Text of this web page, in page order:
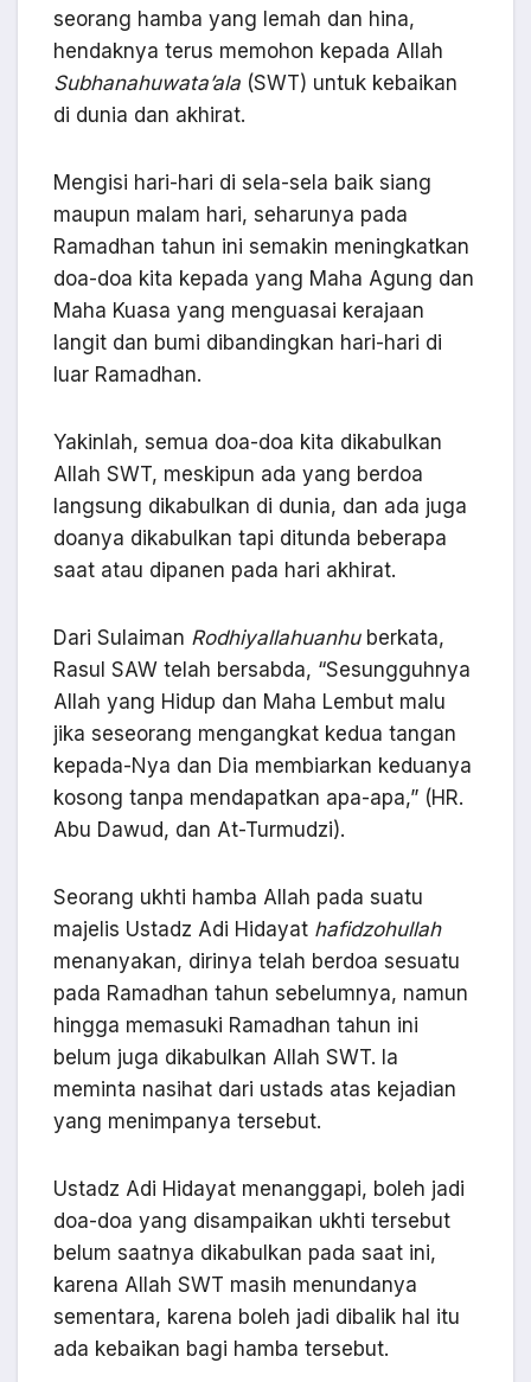
seorang hamba yang lemah dan hina,
hendaknya terus memohon kepada Allah
Subhanahuwata’ala (SWT) untuk kebaikan
di dunia dan akhirat.
Mengisi hari-hari di sela-sela baik siang
maupun malam hari, seharunya pada
Ramadhan tahun ini semakin meningkatkan
doa-doa kita kepada yang Maha Agung dan
Maha Kuasa yang menguasai kerajaan
langit dan bumi dibandingkan hari-hari di
luar Ramadhan.
Yakinlah, semua doa-doa kita dikabulkan
Allah SWT, meskipun ada yang berdoa
langsung dikabulkan di dunia, dan ada juga
doanya dikabulkan tapi ditunda beberapa
saat atau dipanen pada hari akhirat.
Dari Sulaiman Rodhiyallahuanhuberkata,
Rasul SAW telah bersabda, “Sesungguhnya
Allah yang Hidup dan Maha Lembut malu
jika seseorang mengangkat kedua tangan
kepada-Nya dan Dia membiarkan keduanya
kosong tanpa mendapatkan apa-apa,” (HR.
Abu Dawud, dan At-Turmudzi).
Seorang ukhti hamba Allah pada suatu
majelis Ustadz Adi Hidayat hafidzohullah
menanyakan, dirinya telah berdoa sesuatu
pada Ramadhan tahun sebelumnya, namun
hingga memasuki Ramadhan tahun ini
belum juga dikabulkan Allah SWT. Ia
meminta nasihat dari ustads atas kejadian
yang menimpanya tersebut.
Ustadz Adi Hidayat menanggapi, boleh jadi
doa-doa yang disampaikan ukhti tersebut
belum saatnya dikabulkan pada saat ini,
karena Allah SWT masih menundanya
sementara, karena boleh jadi dibalik hal itu
ada kebaikan bagi hamba tersebut.